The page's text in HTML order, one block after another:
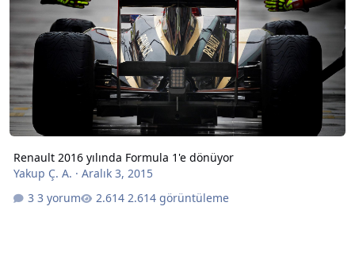
Renault 2016 yılında Formula 1'e dönüyor
Yakup Ç. A. · Aralık 3, 2015
3 yorum
2.614 görüntüleme